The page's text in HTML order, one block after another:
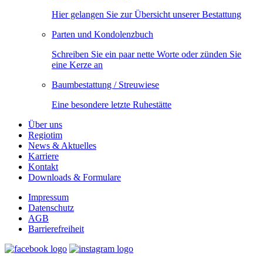
Hier gelangen Sie zur Übersicht unserer Bestattung
Parten und Kondolenzbuch
Schreiben Sie ein paar nette Worte oder zünden Sie
eine Kerze an
Baumbestattung / Streuwiese
Eine besondere letzte Ruhestätte
Über uns
Regiotim
News & Aktuelles
Karriere
Kontakt
Downloads & Formulare
Impressum
Datenschutz
AGB
Barrierefreiheit